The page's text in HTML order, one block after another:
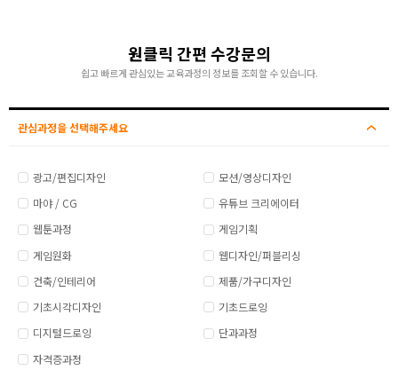
원클릭 간편 수강문의
쉽고 빠르게 관심있는 교육과정의 정보를 조회할 수 있습니다.
관심과정을 선택해주세요
광고/편집디자인
모션/영상디자인
마야 / CG
유튜브 크리에이터
웹툰과정
게임기획
게임원화
웹디자인/퍼블리싱
건축/인테리어
제품/가구디자인
기초시각디자인
기초드로잉
디지털드로잉
단과과정
자격증과정